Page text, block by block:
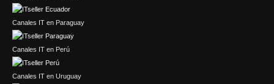
Canales IT en Paraguay
Canales IT en Perú
Canales IT en Uruguay